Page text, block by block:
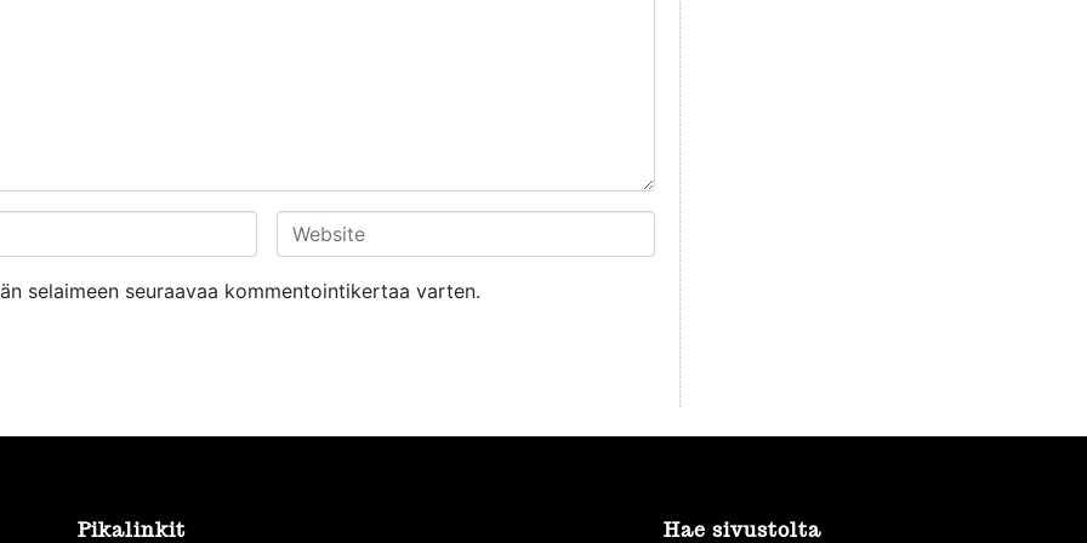
W
e
b
selaimeen seuraavaa kommentointikertaa varten.
Pikalinkit Hae sivustolta